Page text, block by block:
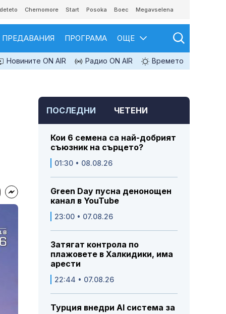
Chernomore Start Posoka Boec Megavselena
ПРЕДАВАНИЯ ПРОГРАМА ОЩЕ
Новините ON AIR Радио ON AIR Времето
ПОСЛЕДНИ ЧЕТЕНИ
Кои 6 семена са най-добрият
съюзник на сърцето?
01:30 • 08.08.26
Green Day пусна денонощен
канал в YouTube
23:00 • 07.08.26
Затягат контрола по
плажовете в Халкидики, има
арести
22:44 • 07.08.26
Турция внедри AI система за